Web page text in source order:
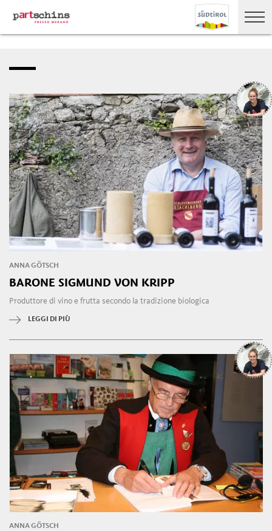
ANNA GÖTSCH
BARONE SIGMUND VON KRIPP
Produttore di vino e frutta secondo la tradizione biologica
LEGGI DI PIÙ
ANNA GÖTSCH